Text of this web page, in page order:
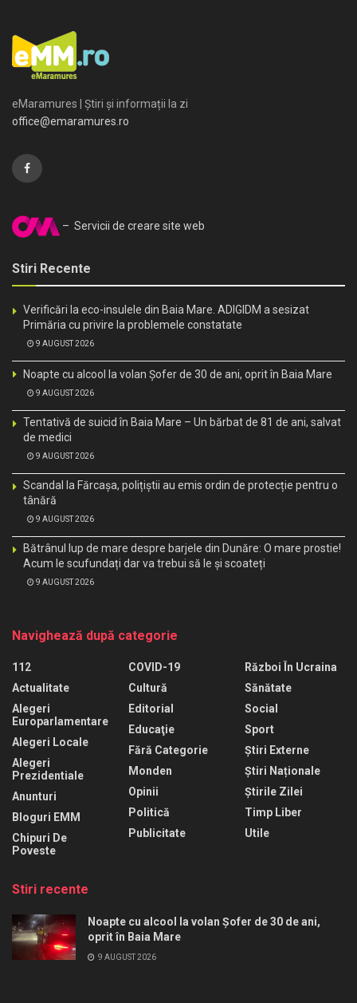
eMaramures | Știri și informații la zi
office@emaramures.ro
– Servicii de creare site web
Stiri Recente
Verificări la eco-insulele din Baia Mare. ADIGIDM a sesizat
Primăria cu privire la problemele constatate
9 AUGUST 2026
Noapte cu alcool la volan Șofer de 30 de ani, oprit în Baia Mare
9 AUGUST 2026
Tentativă de suicid în Baia Mare – Un bărbat de 81 de ani, salvat
de medici
9 AUGUST 2026
Scandal la Fărcașa, polițiștii au emis ordin de protecție pentru o
tânără
9 AUGUST 2026
Bătrânul lup de mare despre barjele din Dunăre: O mare prostie!
Acum le scufundați dar va trebui să le și scoateți
9 AUGUST 2026
Navighează după categorie
112
Actualitate
Alegeri
Europarlamentare
Alegeri Locale
Alegeri
Prezidentiale
Anunturi
Bloguri EMM
Chipuri De
Poveste
COVID-19
Cultură
Editorial
Educaţie
Fără Categorie
Monden
Opinii
Politică
Publicitate
Război În Ucraina
Sănătate
Social
Sport
Știri Externe
Știri Naționale
Știrile Zilei
Timp Liber
Utile
Stiri recente
Noapte cu alcool la volan Șofer de 30 de ani,
oprit în Baia Mare
9 AUGUST 2026